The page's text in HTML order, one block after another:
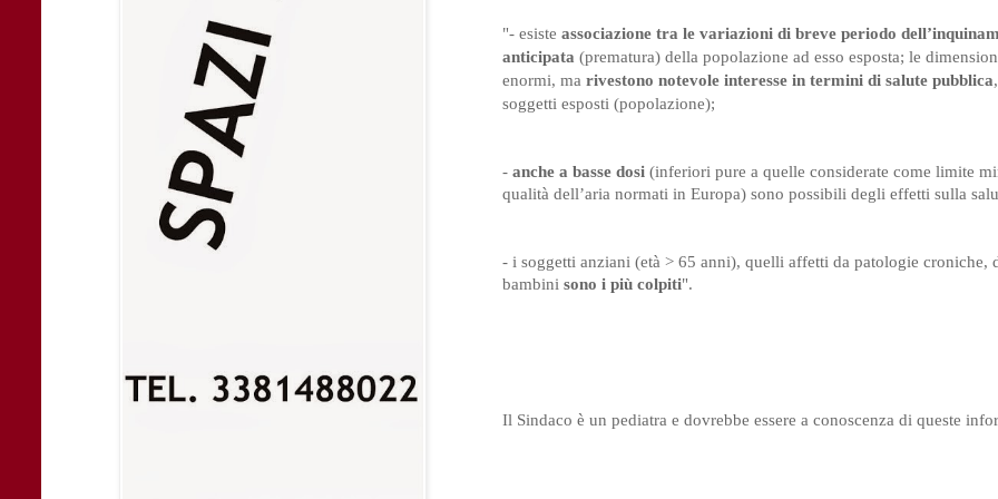
"- esiste associazione tra le variazioni di breve periodo
anticipata (prematura) della popolazione ad esso esposta; le
enormi, ma rivestono notevole interesse in termini di salute pubblica
soggetti esposti (popolazione);
- anche a basse dosi (inferiori pure a quelle considerate come limite
qualità dell’aria normati in Europa) sono possibili degli effetti sulla
- i soggetti anziani (età > 65 anni), quelli affetti da patologie croniche,
bambini sono i più colpiti".
Il Sindaco è un pediatra e dovrebbe essere a conoscenza di queste